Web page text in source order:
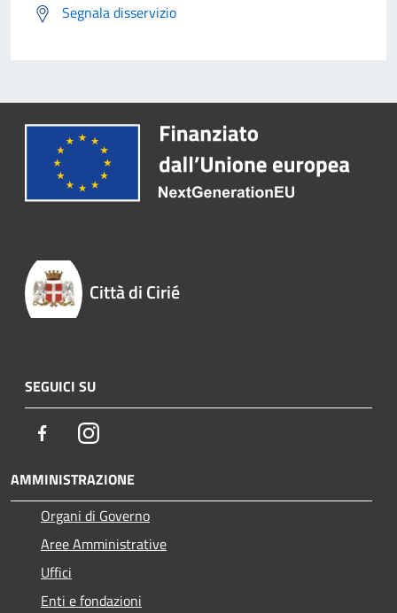
Segnala disservizio
Città di Cirié
SEGUICI SU
FacebookInstagram
AMMINISTRAZIONE
Organi di Governo
Aree Amministrative
Uffici
Enti e fondazioni